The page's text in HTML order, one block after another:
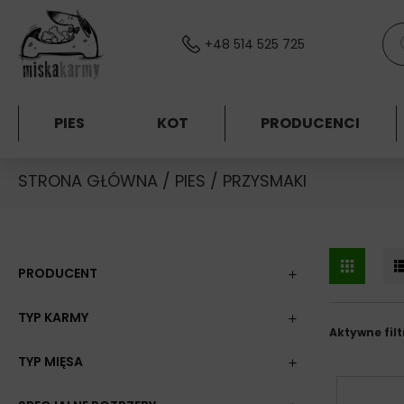
Skocz do treści
+48 514 525 725
PIES KOT PRODUCENCI
STRONA GŁÓWNA / PIES / PRZYSMAKI
Aktywne
PRODUCENT
TYP KARMY
TYP MIĘSA